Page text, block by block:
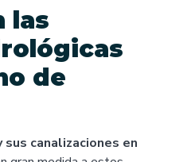
las
de
canalizaciones en